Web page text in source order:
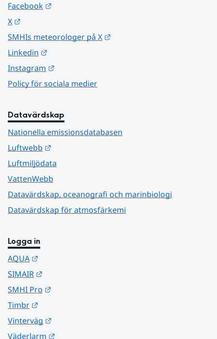
Facebook
X
SMHIs meteorologer på X
Linkedin
Instagram
Policy för sociala medier
Datavärdskap
Nationella emissionsdatabasen
Luftwebb
Luftmiljödata
VattenWebb
Datavärdskap, oceanografi och marinbiologi
Datavärdskap för atmosfärkemi
Logga in
AQUA
SIMAIR
SMHI Pro
Timbr
Vinterväg
Väderlarm